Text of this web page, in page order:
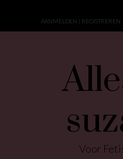
de
AANMELDEN | REGISTREREN
Voor